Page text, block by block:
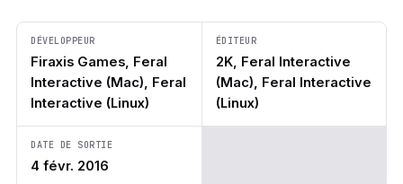
DÉVELOPPEUR
Firaxis Games, Feral
Interactive (Mac), Feral
Interactive (Linux)
ÉDITEUR
2K, Feral Interactive
(Mac), Feral Interactive
(Linux)
DATE DE SORTIE
4 févr. 2016